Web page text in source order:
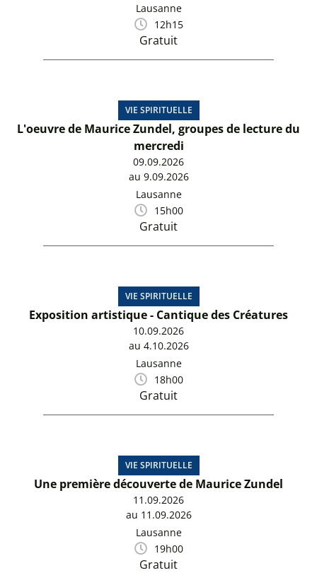
Lausanne
12h15
Gratuit
VIE SPIRITUELLE
L'oeuvre de Maurice Zundel, groupes de lecture du
mercredi
09.09.2026
au 9.09.2026
Lausanne
15h00
Gratuit
VIE SPIRITUELLE
Exposition artistique - Cantique des Créatures
10.09.2026
au 4.10.2026
Lausanne
18h00
Gratuit
VIE SPIRITUELLE
Une première découverte de Maurice Zundel
11.09.2026
au 11.09.2026
Lausanne
19h00
Gratuit